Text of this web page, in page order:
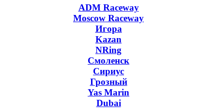
ADM Raceway
Moscow Raceway
Игора
Kazan
NRing
Смоленск
Сириус
Грозный
Yas Marin
Dubai